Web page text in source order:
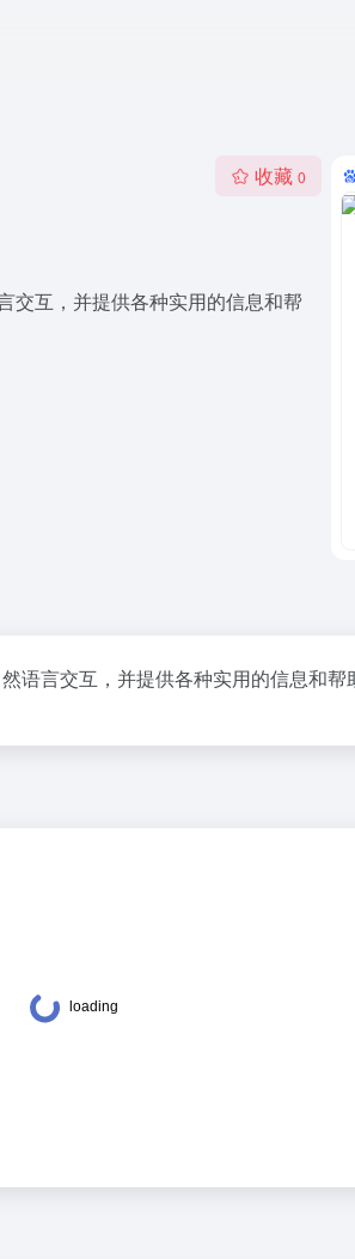
收藏 0
交互，并提供各种实用的信息和帮
语言交互，并提供各种实用的信息和帮